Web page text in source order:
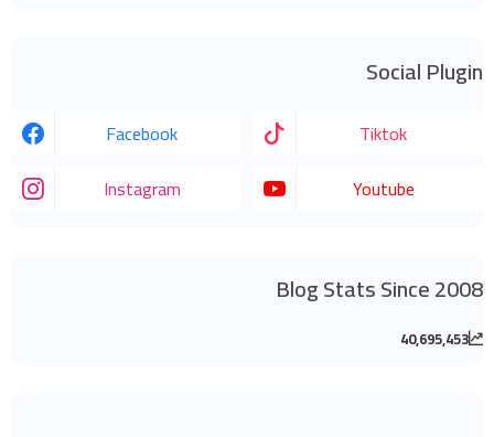
Social Plugin
Facebook
Tiktok
Instagram
Youtube
Blog Stats Since 2008
40,695,453